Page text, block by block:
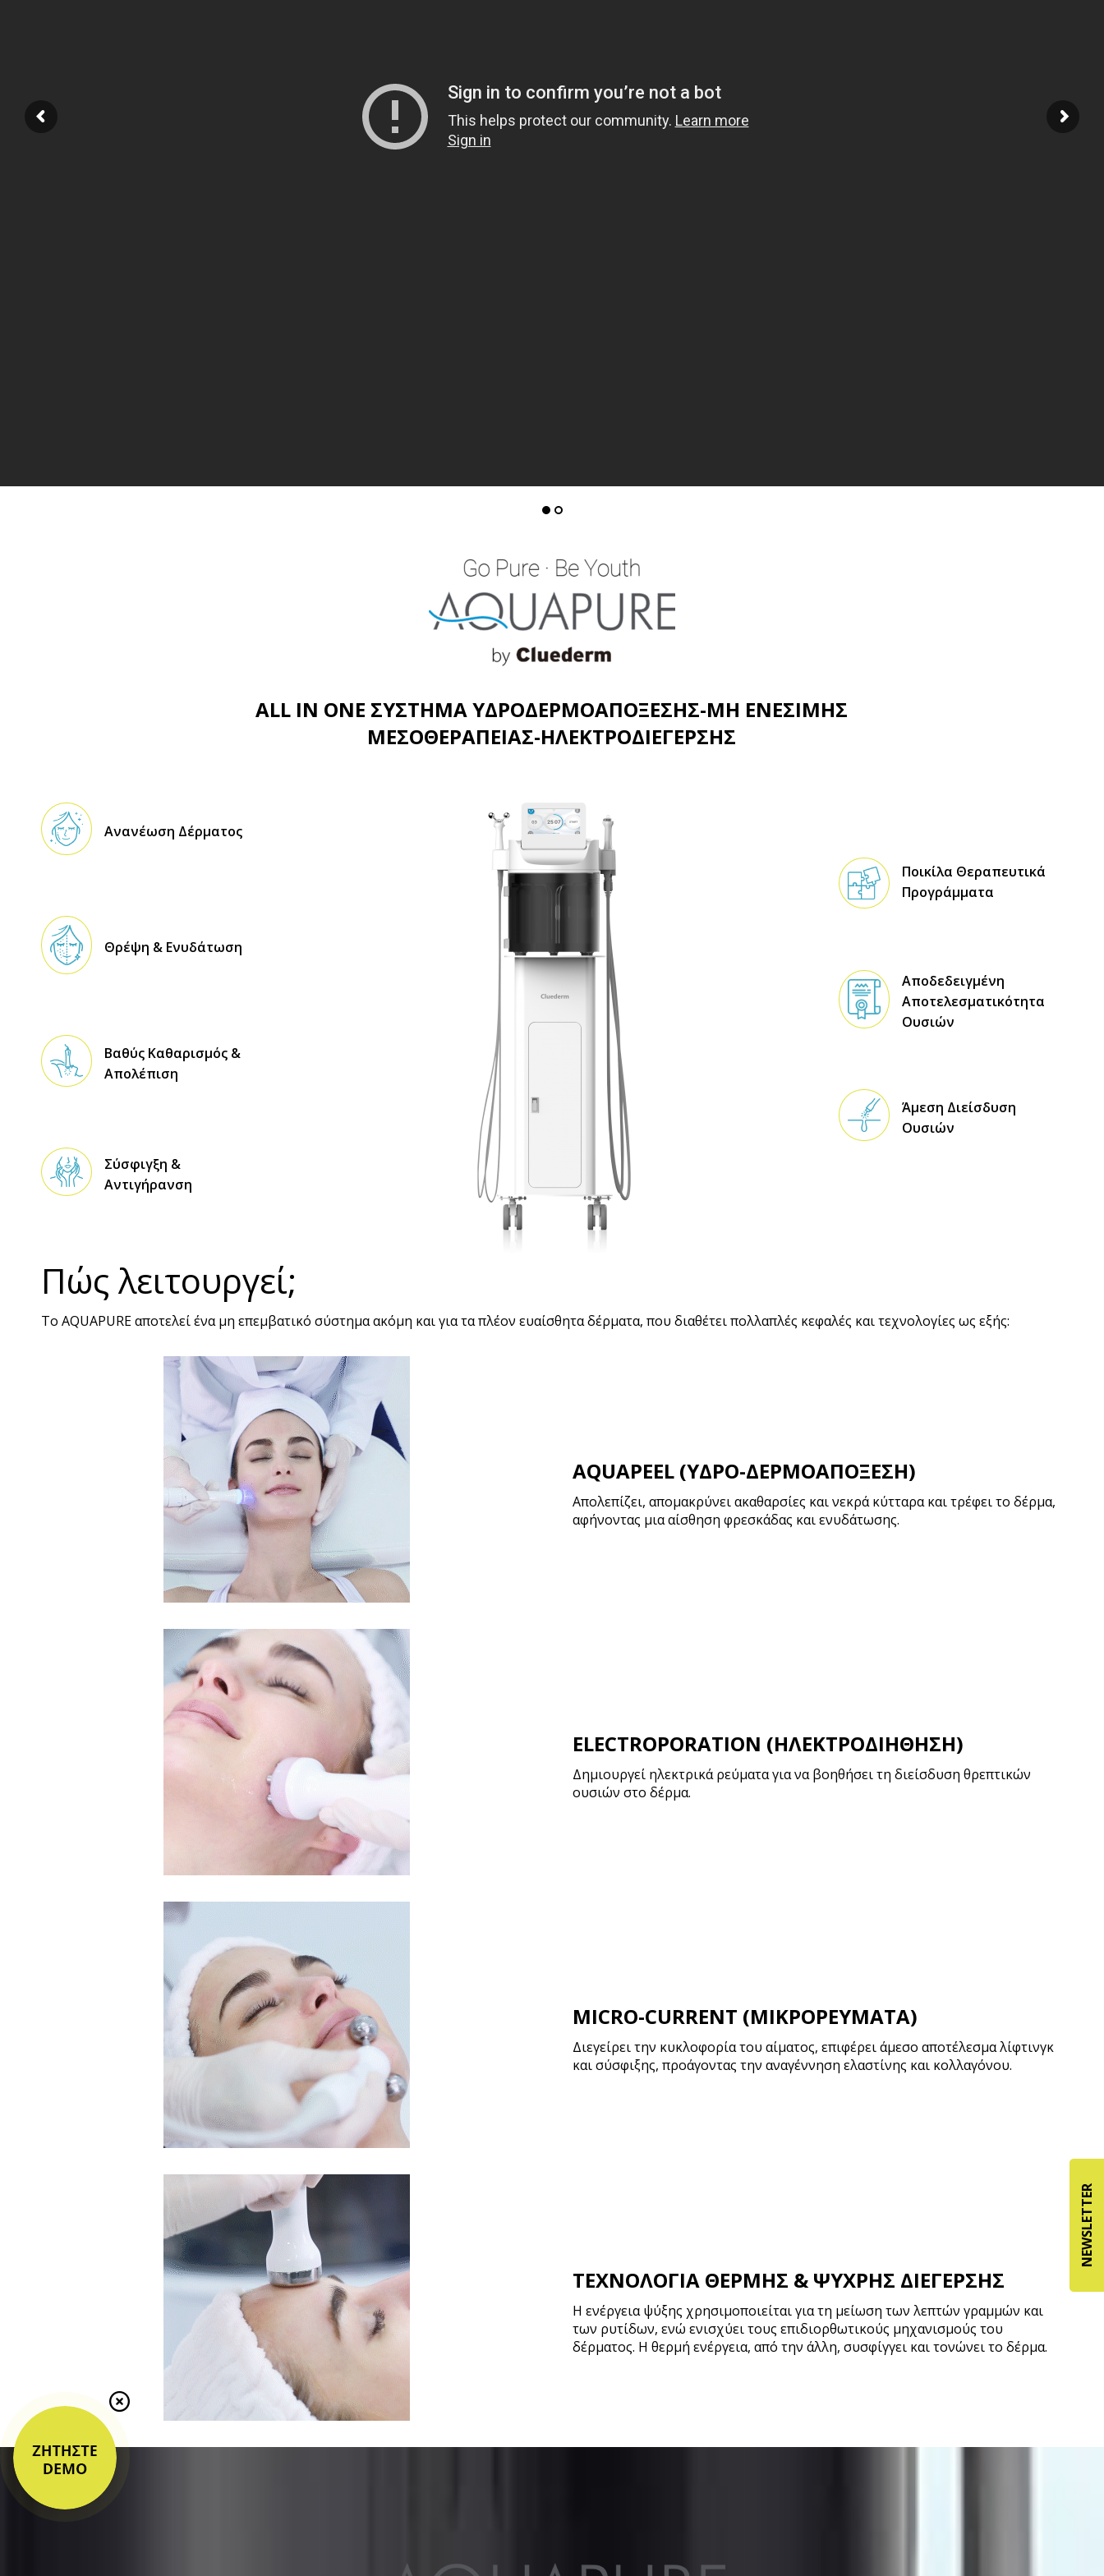
ALL IN ONE ΣΥΣΤΗΜΑ ΥΔΡΟΔΕΡΜΟΑΠΟΞΕΣΗΣ-ΜΗ ΕΝΕΣΙΜΗΣ
ΜΕΣΟΘΕΡΑΠΕΙΑΣ-ΗΛΕΚΤΡΟΔΙΕΓΕΡΣΗΣ
Ανανέωση Δέρματος
Θρέψη & Ενυδάτωση
Βαθύς Καθαρισμός &
Απολέπιση
Σύσφιγξη &
Αντιγήρανση
Ποικίλα Θεραπευτικά
Προγράμματα
Αποδεδειγμένη
Αποτελεσματικότητα
Ουσιών
Άμεση Διείσδυση
Ουσιών
Πώς λειτουργεί;
Το AQUAPURE αποτελεί ένα μη επεμβατικό σύστημα ακόμη και για τα πλέον ευαίσθητα δέρματα, που διαθέτει πολλαπλές κεφαλές και τεχνολογίες ως εξής:
AQUAPEEL (ΥΔΡΟ-ΔΕΡΜΟΑΠΟΞΕΣΗ)
Απολεπίζει, απομακρύνει ακαθαρσίες και νεκρά κύτταρα και τρέφει το δέρμα,
αφήνοντας μια αίσθηση φρεσκάδας και ενυδάτωσης.
ELECTROPORATION (ΗΛΕΚΤΡΟΔΙΗΘΗΣΗ)
Δημιουργεί ηλεκτρικά ρεύματα για να βοηθήσει τη διείσδυση θρεπτικών
ουσιών στο δέρμα.
MICRO-CURRENT (ΜΙΚΡΟΡΕΥΜΑΤΑ)
Διεγείρει την κυκλοφορία του αίματος, επιφέρει άμεσο αποτέλεσμα λίφτινγκ
και σύσφιξης, προάγοντας την αναγέννηση ελαστίνης και κολλαγόνου.
ΤΕΧΝΟΛΟΓΙΑ ΘΕΡΜΗΣ & ΨΥΧΡΗΣ ΔΙΕΓΕΡΣΗΣ
Η ενέργεια ψύξης χρησιμοποιείται για τη μείωση των λεπτών γραμμών και
των ρυτίδων, ενώ ενισχύει τους επιδιορθωτικούς μηχανισμούς του
δέρματος. Η θερμή ενέργεια, από την άλλη, συσφίγγει και τονώνει το δέρμα.
NEWSLETTER